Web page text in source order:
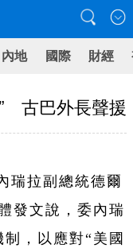
內地 國際 財經
古巴外長聲援
瑞拉副總統德爾
發文說，委內瑞
，以應對“美國